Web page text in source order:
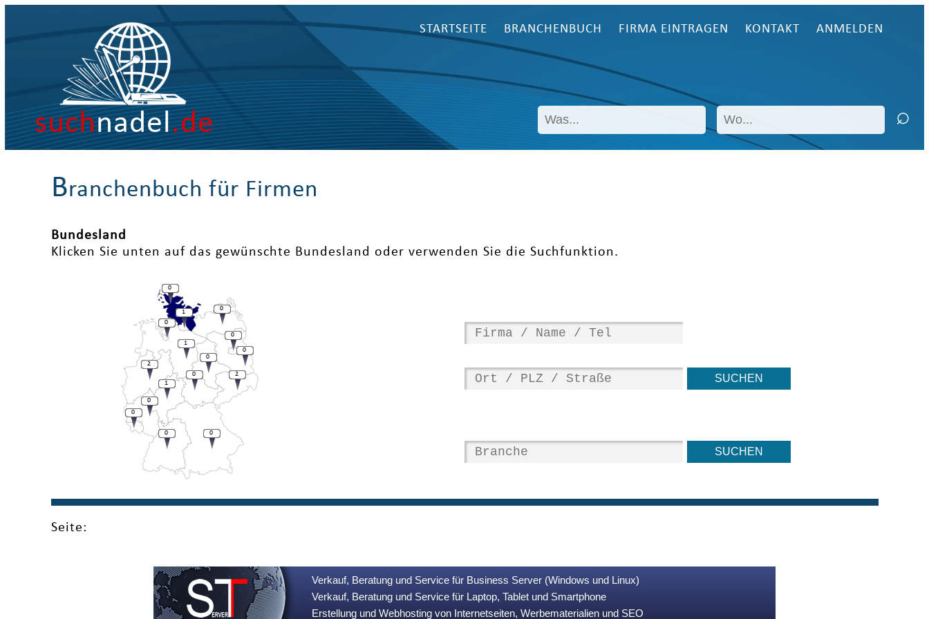
suchnadel.de
STARTSEITE BRANCHENBUCH FIRMA EINTRAGEN KONTAKT ANMELDEN
Branchenbuch für Firmen
Bundesland
Klicken Sie unten auf das gewünschte Bundesland oder verwenden Sie die Suchfunktion.
2
0
2
0
0
0
1
0
0
1
0
1
0
0
0
0
Seite:
Verkauf, Beratung und Service für Business Server (Windows und Linux)
Verkauf, Beratung und Service für Laptop, Tablet und Smartphone
Erstellung und Webhosting von Internetseiten, Werbematerialien und SEO